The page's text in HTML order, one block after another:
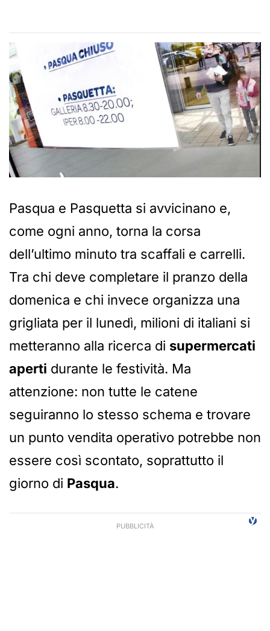
Pasqua e Pasquetta si avvicinano e,
come ogni anno, torna la corsa
dell’ultimo minuto tra scaffali e carrelli.
Tra chi deve completare il pranzo della
domenica e chi invece organizza una
grigliata per il lunedì, milioni di italiani si
metteranno alla ricerca di supermercati
aperti durante le festività. Ma
attenzione: non tutte le catene
seguiranno lo stesso schema e trovare
un punto vendita operativo potrebbe non
essere così scontato, soprattutto il
giorno di Pasqua.